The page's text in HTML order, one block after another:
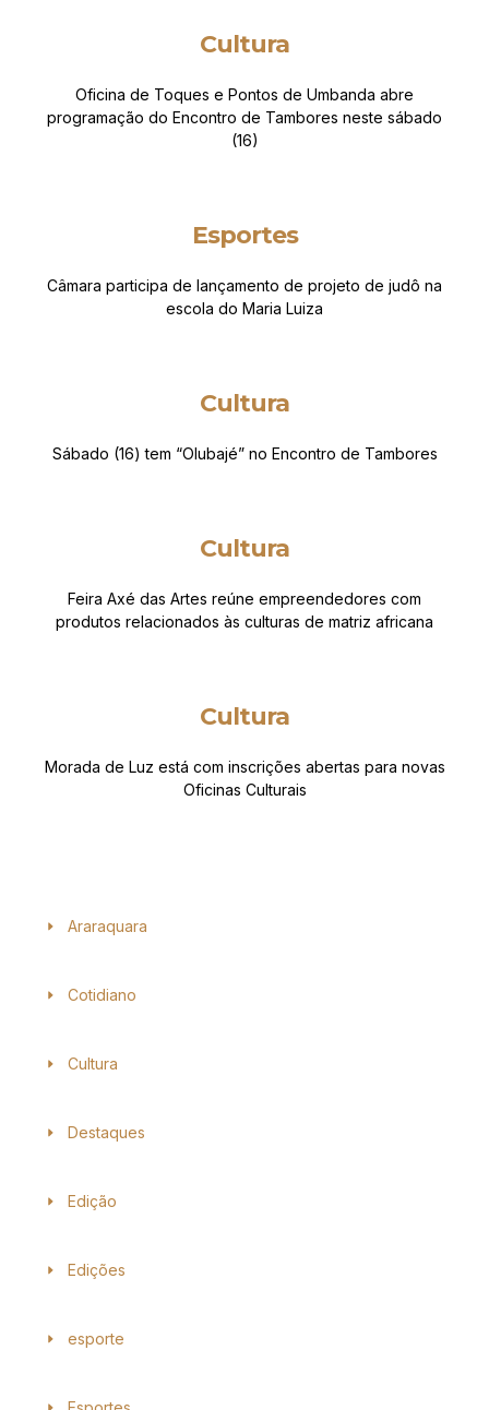
Cultura
Oficina de Toques e Pontos de Umbanda abre
programação do Encontro de Tambores neste sábado
(16)
Esportes
Câmara participa de lançamento de projeto de judô na
escola do Maria Luiza
Cultura
Sábado (16) tem “Olubajé” no Encontro de Tambores
Cultura
Feira Axé das Artes reúne empreendedores com
produtos relacionados às culturas de matriz africana
Cultura
Morada de Luz está com inscrições abertas para novas
Oficinas Culturais
Araraquara
Cotidiano
Cultura
Destaques
Edição
Edições
esporte